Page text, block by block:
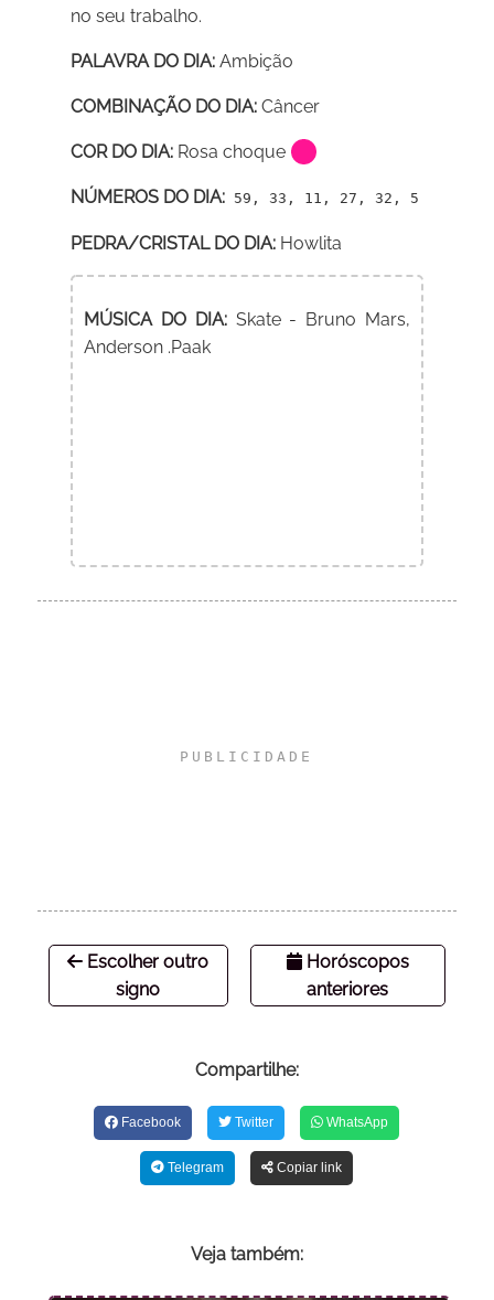
no seu trabalho.
PALAVRA DO DIA: Ambição
COMBINAÇÃO DO DIA: Câncer
COR DO DIA: Rosa choque
NÚMEROS DO DIA: 59, 33, 11, 27, 32, 5
PEDRA/CRISTAL DO DIA: Howlita
MÚSICA DO DIA:Skate - Bruno Mars,
Anderson .Paak
Escolher outro
signo
Horóscopos
anteriores
Compartilhe:
Facebook Twitter WhatsApp
Telegram Copiar link
Veja também: